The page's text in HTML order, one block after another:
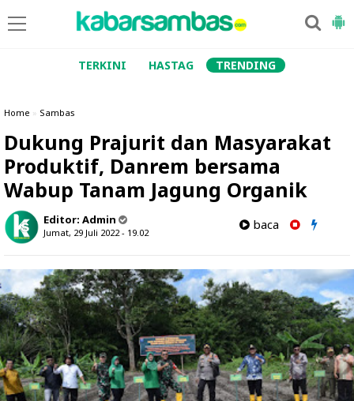
TERKINI HASTAG TRENDING
Home » Sambas
Dukung Prajurit dan Masyarakat
Produktif, Danrem bersama
Wabup Tanam Jagung Organik
Editor: Admin
Jumat, 29 Juli 2022 - 19.02
baca